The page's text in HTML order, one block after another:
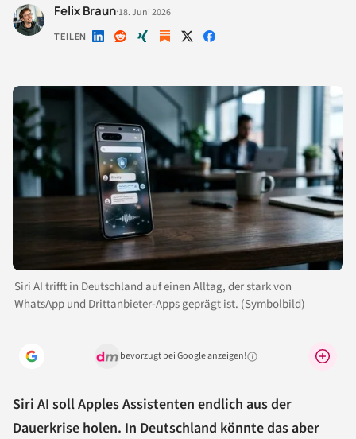
Felix Braun·18. Juni 2026
TEILEN Auf Auf Auf Auf Auf
Siri AI trifft in Deutschland auf einen Alltag, der stark von
WhatsApp und Drittanbieter-Apps geprägt ist. (Symbolbild)
bevorzugt bei Google anzeigen!Warum lohnt sich das?
Siri AI soll Apples Assistenten endlich aus der
Dauerkrise holen. In Deutschland könnte das aber